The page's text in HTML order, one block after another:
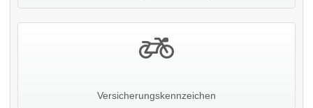
Versicherungskennzeichen